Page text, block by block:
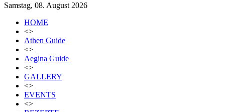
Samstag, 08. August 2026
HOME
<>
Athen Guide
<>
Aegina Guide
<>
GALLERY
<>
EVENTS
<>